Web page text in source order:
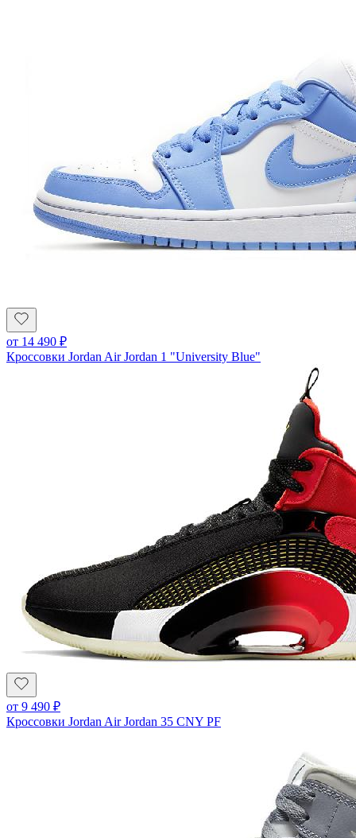
от 14 490 ₽
Кроссовки Jordan Air Jordan 1 "University Blue"
от 9 490 ₽
Кроссовки Jordan Air Jordan 35 CNY PF